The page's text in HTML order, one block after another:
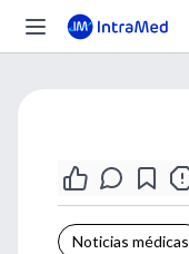
Noticias médicas